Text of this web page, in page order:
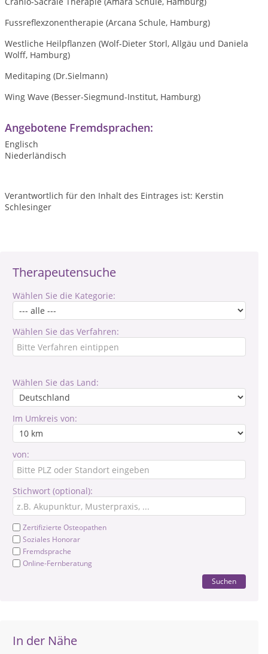
Therapeutensuche
Wählen Sie die Kategorie:
Wählen Sie das Verfahren:
Wählen Sie das Land:
Im Umkreis von:
von:
Stichwort (optional):
Zertifizierte Osteopathen
Soziales Honorar
Fremdsprache
Online-Fernberatung
Suchen
In der Nähe
Fussreflexzonentherapie (Arcana Schule, Hamburg)
Westliche Heilpflanzen (Wolf-Dieter Storl, Allgäu und Daniela
Wolff, Hamburg)
Meditaping (Dr.Sielmann)
Wing Wave (Besser-Siegmund-Institut, Hamburg)
Angebotene Fremdsprachen:
Englisch
Niederländisch
Verantwortlich für den Inhalt des Eintrages ist: Kerstin
Schlesinger